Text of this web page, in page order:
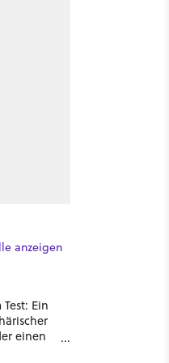
anzeigen
Ein
einen